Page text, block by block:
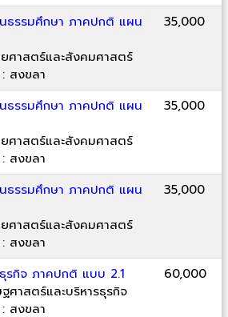
ธรรมศึกษา ภาคปกติ แผน
าสตร์และสังคมศาสตร์
สงขลา
35,000
ธรรมศึกษา ภาคปกติ แผน
าสตร์และสังคมศาสตร์
สงขลา
35,000
ธรรมศึกษา ภาคปกติ แผน
าสตร์และสังคมศาสตร์
สงขลา
35,000
รกิจ ภาคปกติ แบบ 2.1
ศาสตร์และบริหารธุรกิจ
สงขลา
60,000